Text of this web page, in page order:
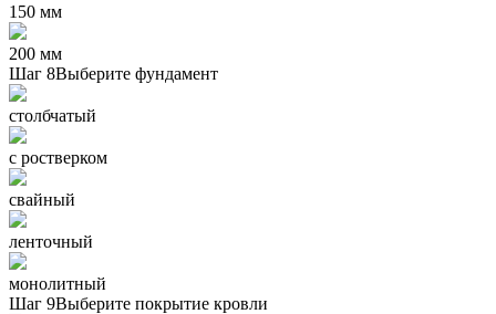
150 мм
200 мм
Шаг 8Выберите фундамент
столбчатый
с ростверком
свайный
ленточный
монолитный
Шаг 9Выберите покрытие кровли